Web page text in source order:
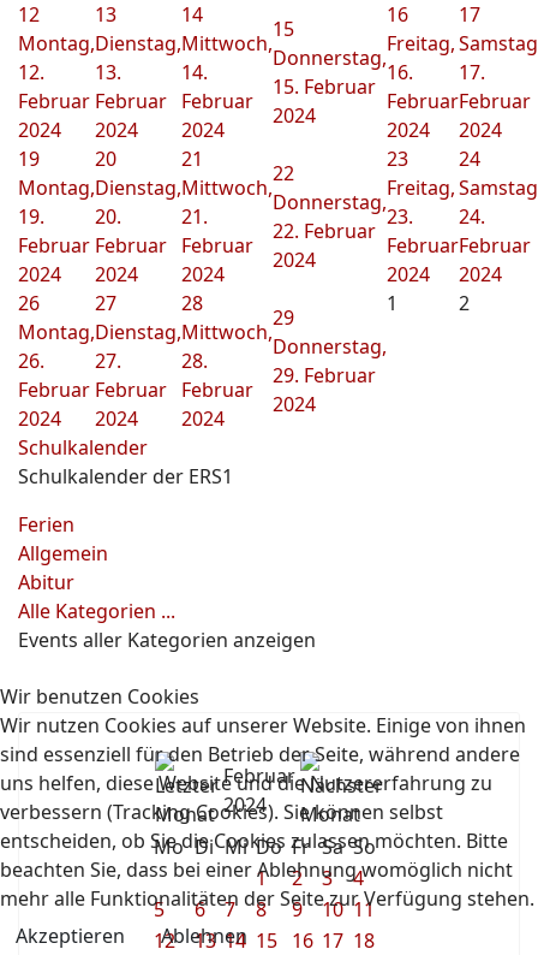
12
Montag,
12.
Februar
2024
13
Dienstag,
13.
Februar
2024
14
Mittwoch,
14.
Februar
2024
15
Donnerstag,
15. Februar
2024
16
Freitag,
16.
Februar
2024
17
17.
Februar
2024
19
Montag,
19.
Februar
2024
20
Dienstag,
20.
Februar
2024
21
Mittwoch,
21.
Februar
2024
22
Donnerstag,
22. Februar
2024
23
Freitag,
23.
Februar
2024
24
24.
Februar
2024
26
Montag,
26.
Februar
2024
27
Dienstag,
27.
Februar
2024
28
Mittwoch,
28.
Februar
2024
29
Donnerstag,
29. Februar
2024
1 2
Schulkalender
Schulkalender der ERS1
Ferien
Allgemein
Abitur
Alle Kategorien ...
Events aller Kategorien anzeigen
Februar
2024
Mo Di Mi Do Fr Sa So
1
2 3
4
5
6 7 8 9 10 11
12
13 14 15 16 17 18
Wir benutzen Cookies
Wir nutzen Cookies auf unserer Website. Einige von ihnen
sind essenziell für den Betrieb der Seite, während andere
uns helfen, diese Website und die Nutzererfahrung zu
verbessern (Tracking Cookies). Sie können selbst
entscheiden, ob Sie die Cookies zulassen möchten. Bitte
beachten Sie, dass bei einer Ablehnung womöglich nicht
mehr alle Funktionalitäten der Seite zur Verfügung stehen.
Akzeptieren
Ablehnen